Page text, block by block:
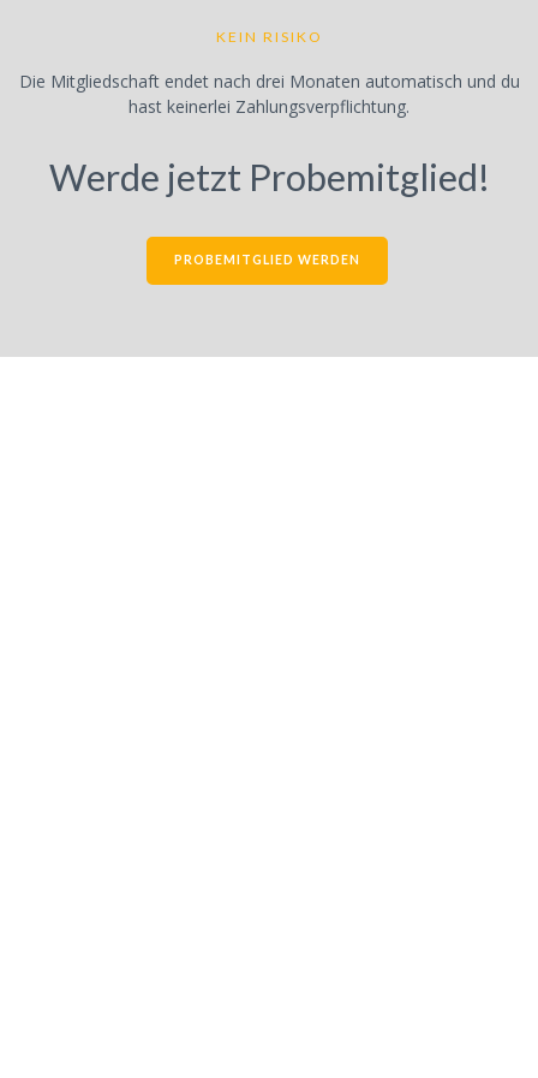
KEIN RISIKO
Die Mitgliedschaft endet nach drei Monaten automatisch und du
hast keinerlei Zahlungsverpflichtung.
Werde jetzt Probemitglied!
PROBEMITGLIED WERDEN